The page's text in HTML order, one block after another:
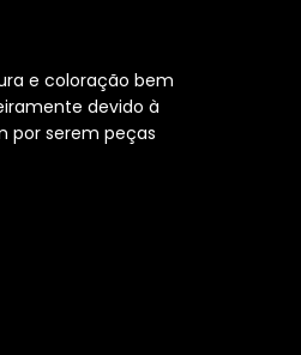
e coloração bem
devido à
por serem peças